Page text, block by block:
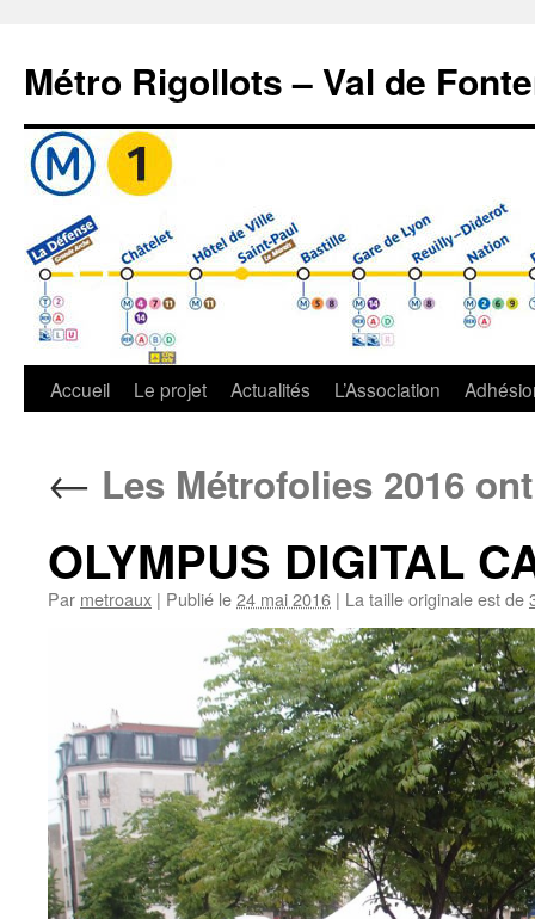
contenu
Métro Rigollots – Val de
Accueil Le projet Actualités L’Association
← Les Métrofolies 2016
OLYMPUS DIGITAL
Par metroaux | Publié le24 mai 2016 | La taille originale est de